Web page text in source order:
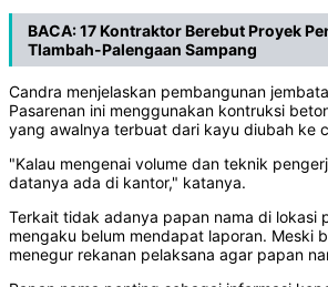
BACA:17 Kontraktor Berebut Proyek
Tlambah-Palengaan Sampang
Candra menjelaskan pembangunan
Pasarenan ini menggunakan kontruksi
yang awalnya terbuat dari kayu diubah ke
"Kalau mengenai volume dan teknik
datanya ada di kantor," katanya.
Terkait tidak adanya papan nama di lokasi
mengaku belum mendapat laporan. Meski
menegur rekanan pelaksana agar papan